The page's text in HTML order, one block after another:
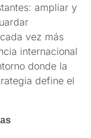
ampliar y
vez más
internacional
donde la
define el